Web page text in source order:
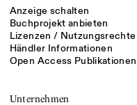
Anzeige schalten
Buchprojekt anbieten
Lizenzen / Nutzungsrechte
Händler Informationen
Open Access Publikationen
Unternehmen